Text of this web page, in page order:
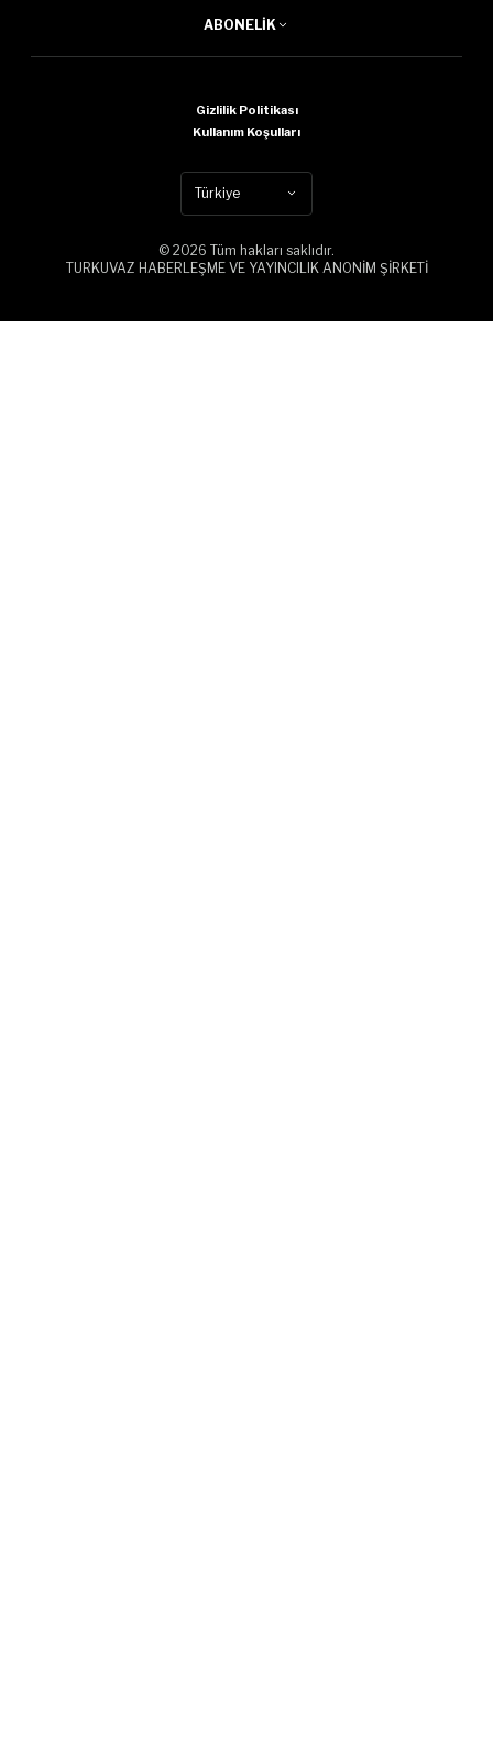
ABONELIK
Gizlilik Politikası
Kullanım Koşulları
Türkiye
© 2026 Tüm hakları saklıdır.
TURKUVAZ HABERLEŞME VE YAYINCILIK ANONİM ŞİRKETİ